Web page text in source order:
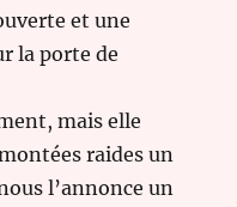
et une
la porte de
mais elle
raides un
l’annonce un